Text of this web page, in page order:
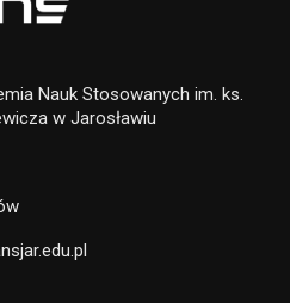
Nauk Stosowanych im. ks.
w Jarosławiu